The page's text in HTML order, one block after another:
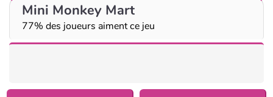
Mini Monkey Mart
77% des joueurs aiment ce jeu